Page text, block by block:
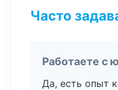
Часто
Работаете с
Да, есть опыт